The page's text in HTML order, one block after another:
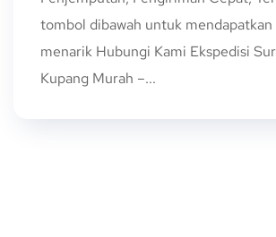
tombol dibawah untuk
menarik Hubungi Kami Ekspedisi
Kupang Murah –...